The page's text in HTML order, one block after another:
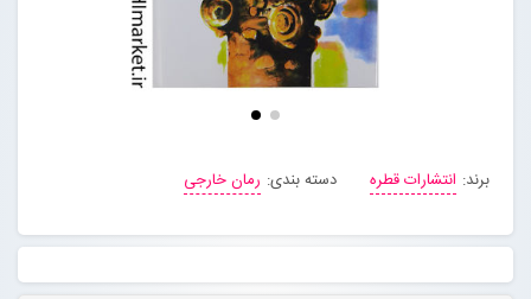
برند: انتشارات قطره دسته بندی: رمان خارجی